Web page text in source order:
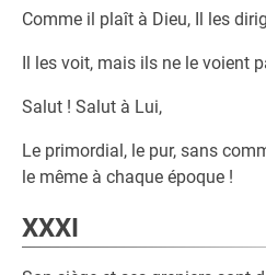
Comme il plaît à Dieu, Il les
Il les voit, mais ils ne le voient
Salut ! Salut à Lui,
Le primordial, le pur, sans
le même à chaque époque !
XXXI